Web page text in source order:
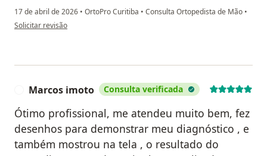
17 de abril de 2026 • OrtoPro Curitiba • Consulta Ortopedista de Mão •
na opinião do utilizador Thierry
Solicitar revisão
Marcos imoto Consulta verificada
Ótimo profissional, me atendeu muito bem, fez
desenhos para demonstrar meu diagnóstico , e
também mostrou na tela , o resultado do